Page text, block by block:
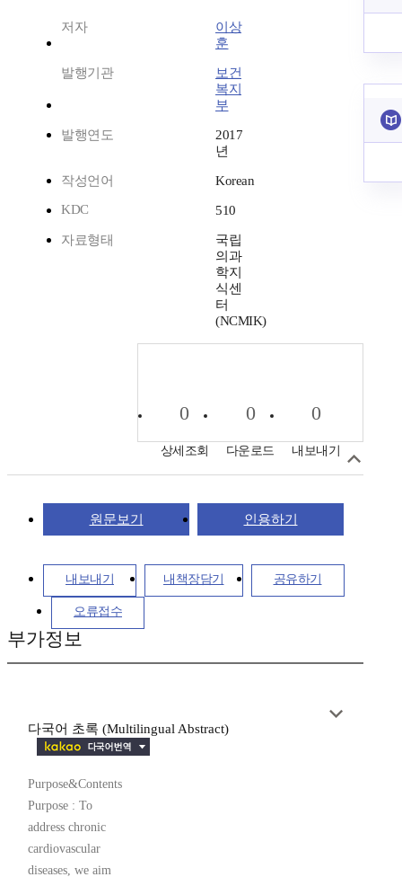
저자
이상
훈
발행기관
보건
복지
부
발행연도
2017
년
작성언어
Korean
KDC
510
자료형태
국립
의과
학지
식센
터
(NCMIK)
0
상세조회
0
다운로드
0
내보내기
원문보기 인용하기
내보내기 내책장담기 공유하기
오류접수
부가정보
다국어 초록 (Multilingual Abstract)
Purpose&Contents
Purpose : To
address chronic
cardiovascular
diseases, we aim